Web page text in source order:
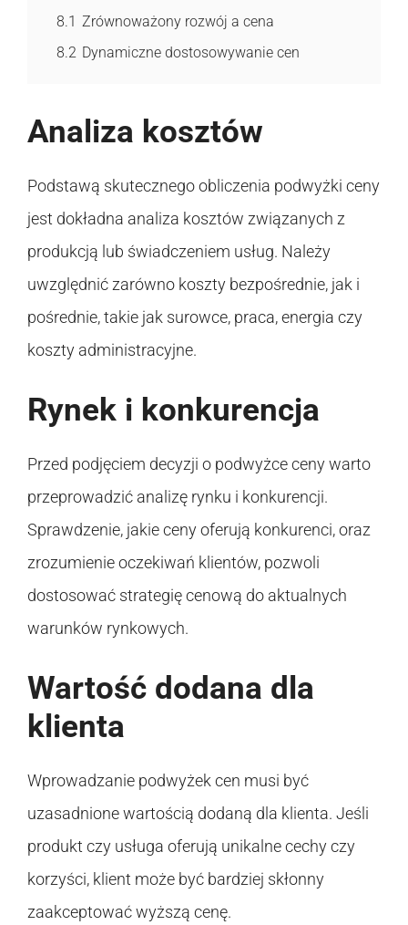
8.1 Zrównoważony rozwój a cena
8.2 Dynamiczne dostosowywanie cen
Analiza kosztów
Podstawą skutecznego obliczenia podwyżki ceny
jest dokładna analiza kosztów związanych z
produkcją lub świadczeniem usług. Należy
uwzględnić zarówno koszty bezpośrednie, jak i
pośrednie, takie jak surowce, praca, energia czy
koszty administracyjne.
Rynek i konkurencja
Przed podjęciem decyzji o podwyżce ceny warto
przeprowadzić analizę rynku i konkurencji.
Sprawdzenie, jakie ceny oferują konkurenci, oraz
zrozumienie oczekiwań klientów, pozwoli
dostosować strategię cenową do aktualnych
warunków rynkowych.
Wartość dodana dla
klienta
Wprowadzanie podwyżek cen musi być
uzasadnione wartością dodaną dla klienta. Jeśli
produkt czy usługa oferują unikalne cechy czy
korzyści, klient może być bardziej skłonny
zaakceptować wyższą cenę.